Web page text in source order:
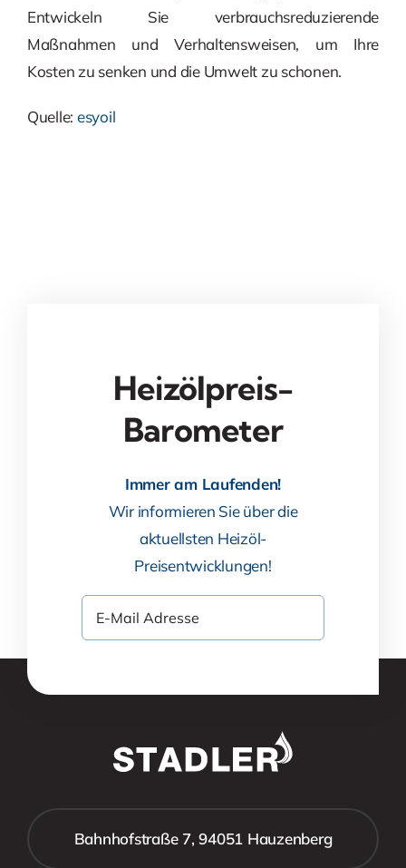
Entwickeln Sie verbrauchsreduzierende
Maßnahmen und Verhaltensweisen, um Ihre
Kosten zu senken und die Umwelt zu schonen.
Quelle: esyoil
Heizölpreis-
Barometer
Immer am Laufenden!
Wir informieren Sie über die
aktuellsten Heizöl-
Preisentwicklungen!
Bahnhofstraße 7, 94051 Hauzenberg